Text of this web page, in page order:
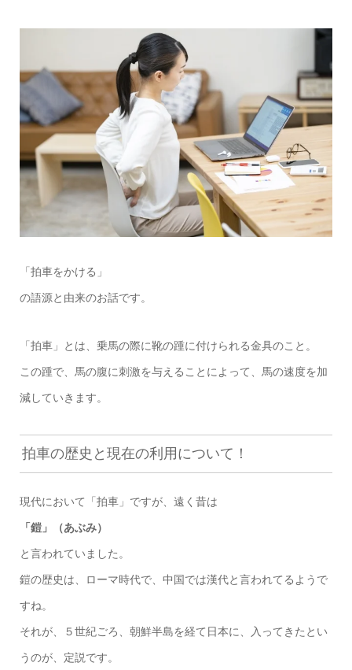
「拍車をかける」
の語源と由来のお話です。
「拍車」とは、乗馬の際に靴の踵に付けられる金具のこと。
この踵で、馬の腹に刺激を与えることによって、馬の速度を加
減していきます。
拍車の歴史と現在の利用について！
現代において「拍車」ですが、遠く昔は
「鎧」（あぶみ）
と言われていました。
鎧の歴史は、ローマ時代で、中国では漢代と言われてるようで
すね。
それが、５世紀ごろ、朝鮮半島を経て日本に、入ってきたとい
うのが、定説です。